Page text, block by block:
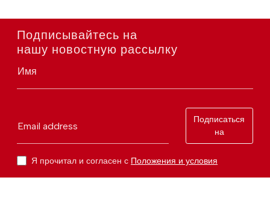
Подписывайтесь на
нашу новостную рассылку
Имя
Email address
Подписаться
на
Я прочитал и согласен с Положения и условия